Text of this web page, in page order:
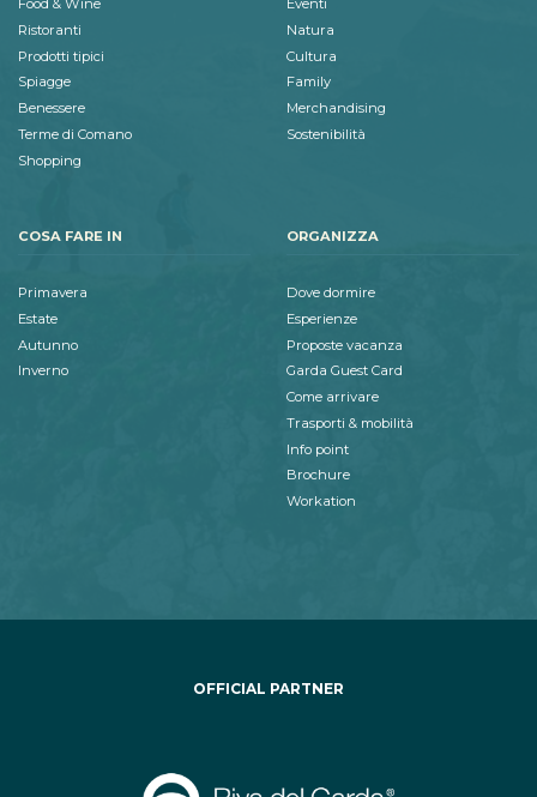
Food & Wine
Ristoranti
Prodotti tipici
Spiagge
Benessere
Terme di Comano
Shopping
Eventi
Natura
Cultura
Family
Merchandising
Sostenibilità
COSA FARE IN
Primavera
Estate
Autunno
Inverno
ORGANIZZA
Dove dormire
Esperienze
Proposte vacanza
Garda Guest Card
Come arrivare
Trasporti & mobilità
Info point
Brochure
Workation
OFFICIAL PARTNER